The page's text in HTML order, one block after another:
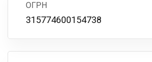
ОГРН
315774600154738